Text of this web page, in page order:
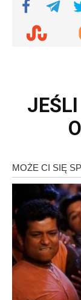
JEŚLI